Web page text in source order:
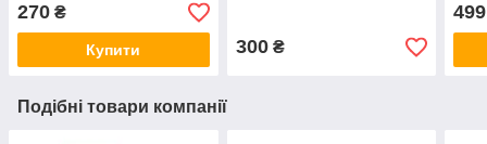
270 ₴
Купити 300₴
499
Подібні товари компанії